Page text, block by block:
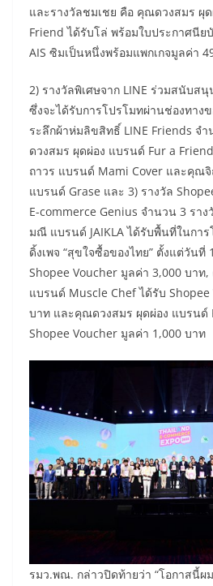
และรางวัลชมเชย คือ คุณดวงสมร ผุ
Friend ได้รับโล่ พร้อมใบประกาศนีย
AIS ซิมเป็นหนึ่งพร้อมแพกเกจมูลค่า
2) รางวัลพิเศษจาก LINE ร่วมสนับสนุ
ซึ่งจะได้รับการโปรโมทผ่านช่องทาง
ระลึกผ้าห่มลิขสิทธิ์ LINE Friends จ
ดวงสมร ผุดผ่อง แบรนด์ Fur a
ถาวร แบรนด์ Mami Cover และ
แบรนด์ Grase และ 3) รางวัล
E-commerce Genius จำนวน 3 รา
มณี แบรนด์ JAIKLA ได้รับพื้นที่ในกา
ดิ้งเพจ “สุขใจซื้อของไทย” ตั้งแต่วัน
Shopee Voucher มูลค่า 3,000 บา
แบรนด์ Muscle Chef ได้รับ
บาท และคุณดวงสมร ผุดผ่อง แบรนด์
Shopee Voucher มูลค่า 1,000 บาท
รมว.พณ. กล่าวปิดท้ายว่า “โอกาสนี้